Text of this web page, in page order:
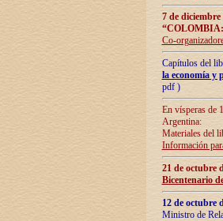
7 de
Co-
Capítulos del
la economía y
pdf )
En vísperas de
Argentina:
Materiales del
Información
21 de octubre
Bicentenario
12 de octubre
Ministro de